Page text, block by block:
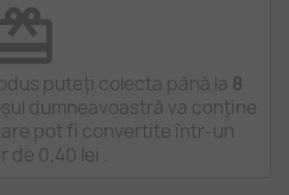
puteți colecta până la 8
dumneavoastră va conține
pot fi convertite într-un
de 0,40 lei